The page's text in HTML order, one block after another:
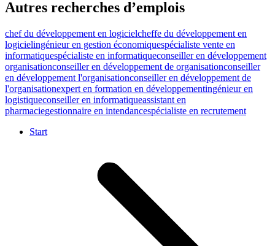
Autres recherches d’emplois
chef du développement en logicielcheffe du développement en
logicielingénieur en gestion économiquespécialiste vente en
informatiquespécialiste en informatiqueconseiller en développement
organisationconseiller en développement de organisationconseiller
en développement l'organisationconseiller en développement de
l'organisationexpert en formation en développementingénieur en
logistiqueconseiller en informatiqueassistant en
pharmaciegestionnaire en intendancespécialiste en recrutement
Start